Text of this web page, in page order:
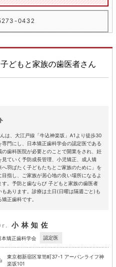
0432
どもと家族の歯医者さん
は、大江戸線「牛込神楽坂」A1より徒歩30
門にし、日本矯正歯科学会の認定医である
歯科医院が必要とのことで開業をされ、妊
ていく予防成長管理、小児矯正、成人矯
羽ばたく子どもたちとご家族のために」を
指し、ご家族が居心地の良い場所になるよ
。予防と歯ならび 子どもと家族の歯医者
あります。診療は土日(日曜は隔週ごと)も
正歯科です。
小林知佐
本矯正歯科学会 認定医
東京都新宿区箪笥町37-1 アーバンライフ神
楽坂101